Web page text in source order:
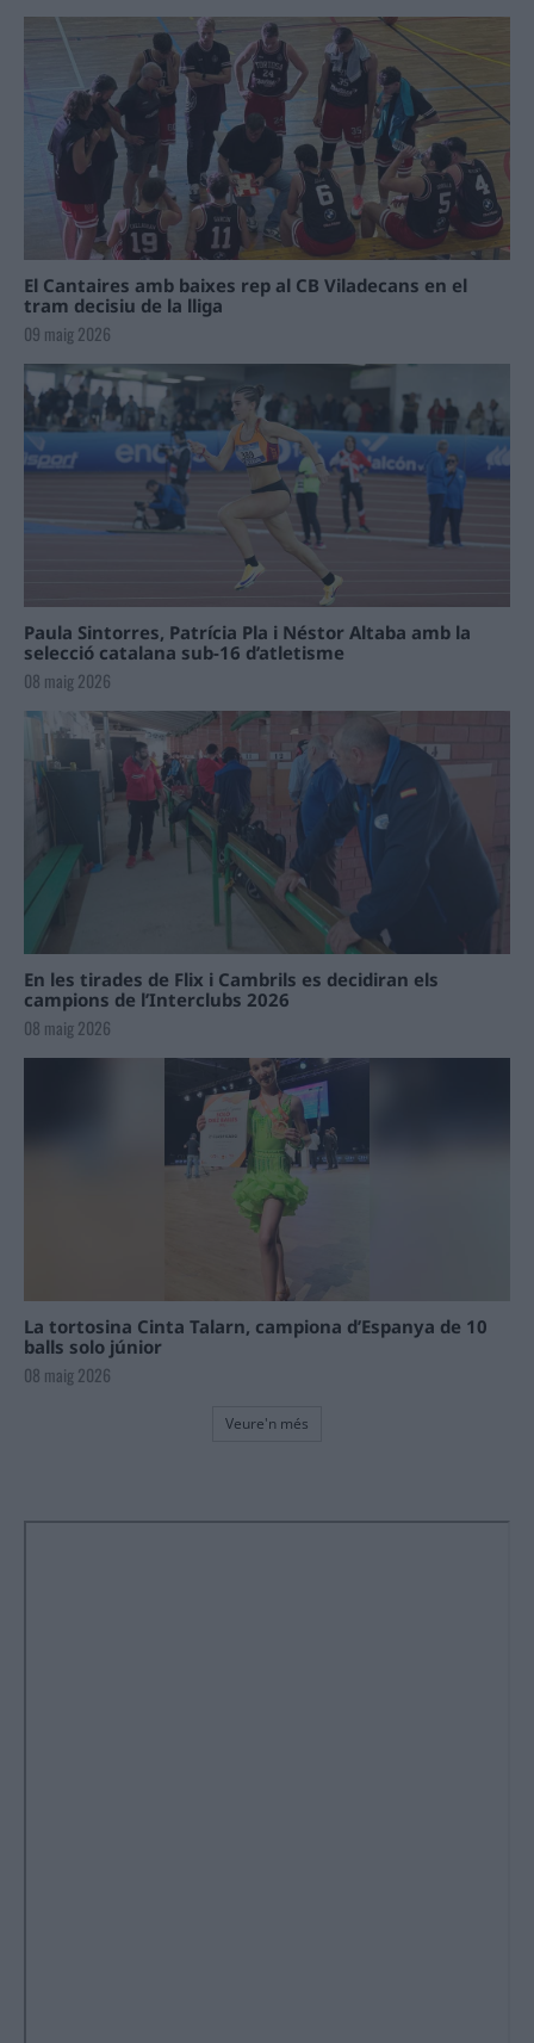
El Cantaires amb baixes rep al CB Viladecans en el
tram decisiu de la lliga
09 maig 2026
Paula Sintorres, Patrícia Pla i Néstor Altaba amb la
selecció catalana sub-16 d’atletisme
08 maig 2026
En les tirades de Flix i Cambrils es decidiran els
campions de l’Interclubs 2026
08 maig 2026
La tortosina Cinta Talarn, campiona d’Espanya de 10
balls solo júnior
08 maig 2026
Veure'n més